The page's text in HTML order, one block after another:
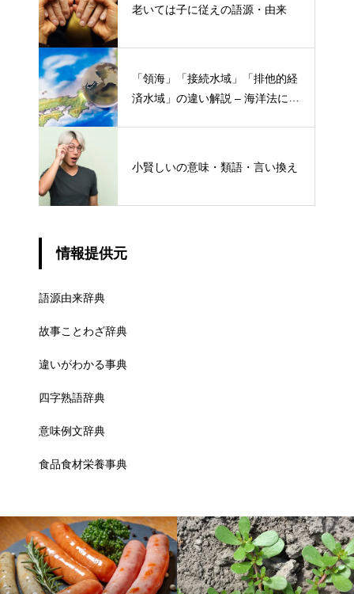
老いては子に従えの語源・由来
「領海」「接続水域」「排他的経
済水域」の違い解説 – 海洋法にお
小賢しいの意味・類語・言い換え
情報提供元
語源由来辞典
故事ことわざ辞典
違いがわかる事典
四字熟語辞典
意味例文辞典
食品食材栄養事典